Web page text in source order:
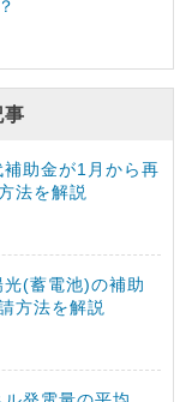
事
補助金が1月から再
法を解説
光(蓄電池)の補助
方法を解説